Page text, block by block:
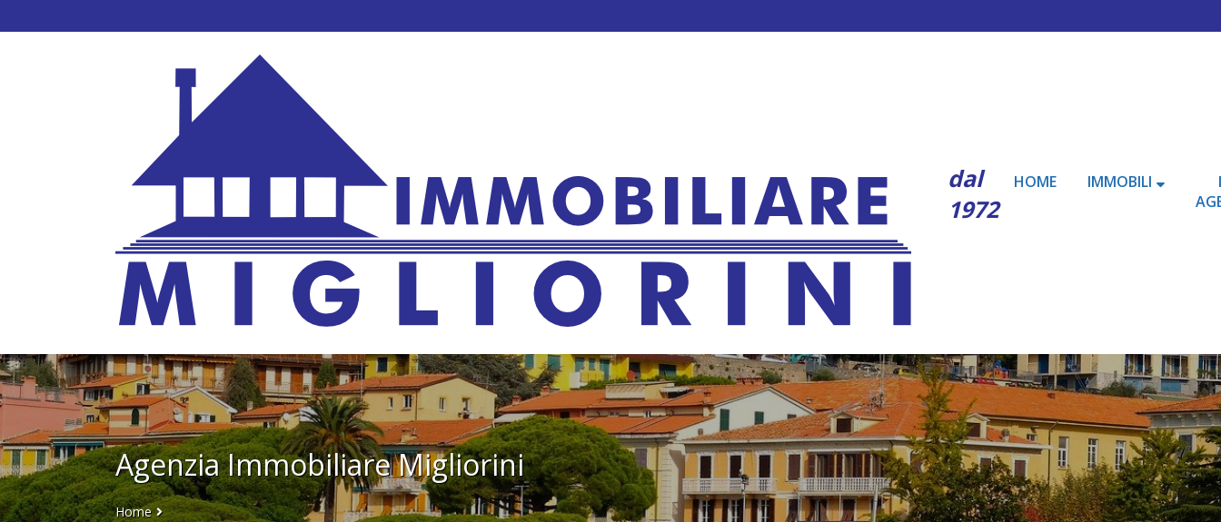
dal
1972
HOME IMMOBILI
Agenzia Immobiliare Migliorini
Home